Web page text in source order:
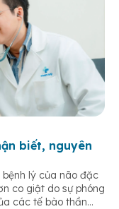
biết, nguyên
lý của não đặc
co giật do sự phóng
các tế bào thần